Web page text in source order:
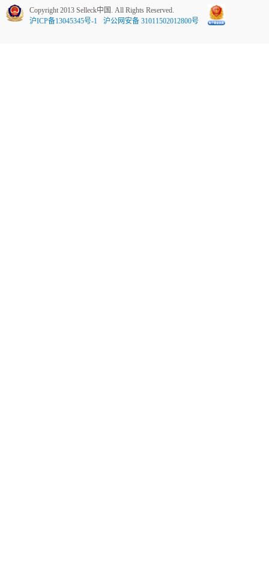
Copyright 2013 Selleck中国. All Rights Reserved.
沪ICP备13045345号-1
沪公网安备 31011502012800号